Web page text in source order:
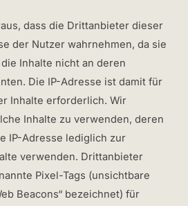
dass die Drittanbieter dieser
der Nutzer wahrnehmen, da sie
Inhalte nicht an deren
Die IP-Adresse ist damit für
Inhalte erforderlich. Wir
Inhalte zu verwenden, deren
IP-Adresse lediglich zur
verwenden. Drittanbieter
Pixel-Tags (unsichtbare
Beacons“ bezeichnet) für